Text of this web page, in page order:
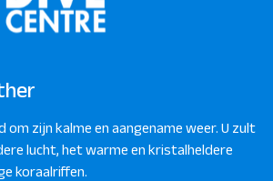
zijn kalme en aangename weer. U zult
lucht, het warme en kristalheldere
koraalriffen.